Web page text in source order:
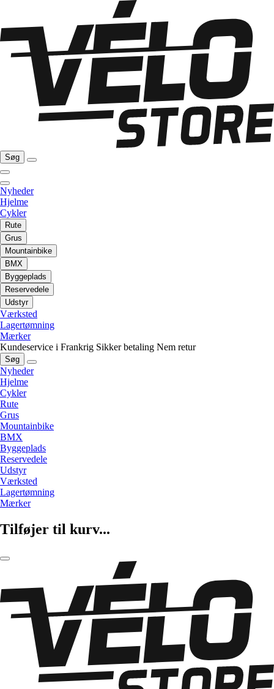
Søg
Nyheder
Hjelme
Cykler
Rute
Grus
Mountainbike
BMX
Byggeplads
Reservedele
Udstyr
Værksted
Lagertømning
Mærker
Kundeservice i Frankrig Sikker betaling Nem retur
Søg
Nyheder
Hjelme
Cykler
Rute
Grus
Mountainbike
BMX
Byggeplads
Reservedele
Udstyr
Værksted
Lagertømning
Mærker
Tilføjer til kurv...